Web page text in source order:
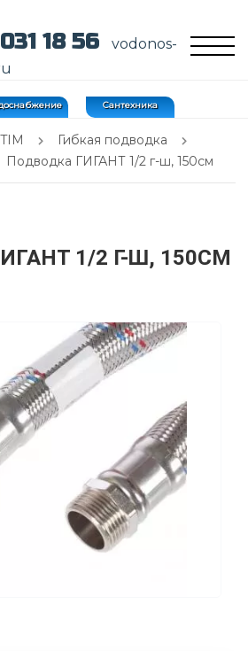
18 56
vodonos-
Сантехника
Гибкая подводка
Подводка ГИГАНТ 1/2 г-ш, 150см
1/2 Г-Ш, 150СМ